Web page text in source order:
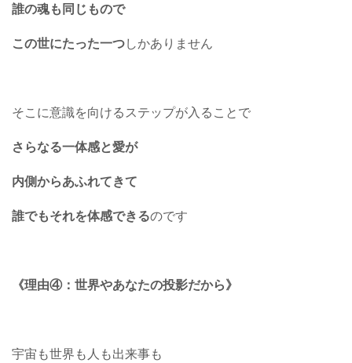
誰の魂も同じもので
この世にたった一つしかありません
そこに意識を向けるステップが入ることで
さらなる一体感と愛が
内側からあふれてきて
誰でもそれを体感できるのです
《理由④：世界やあなたの投影だから》
宇宙も世界も人も出来事も